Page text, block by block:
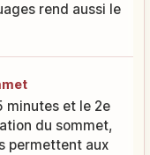
rend aussi le
minutes et le 2e
du sommet,
permettent aux